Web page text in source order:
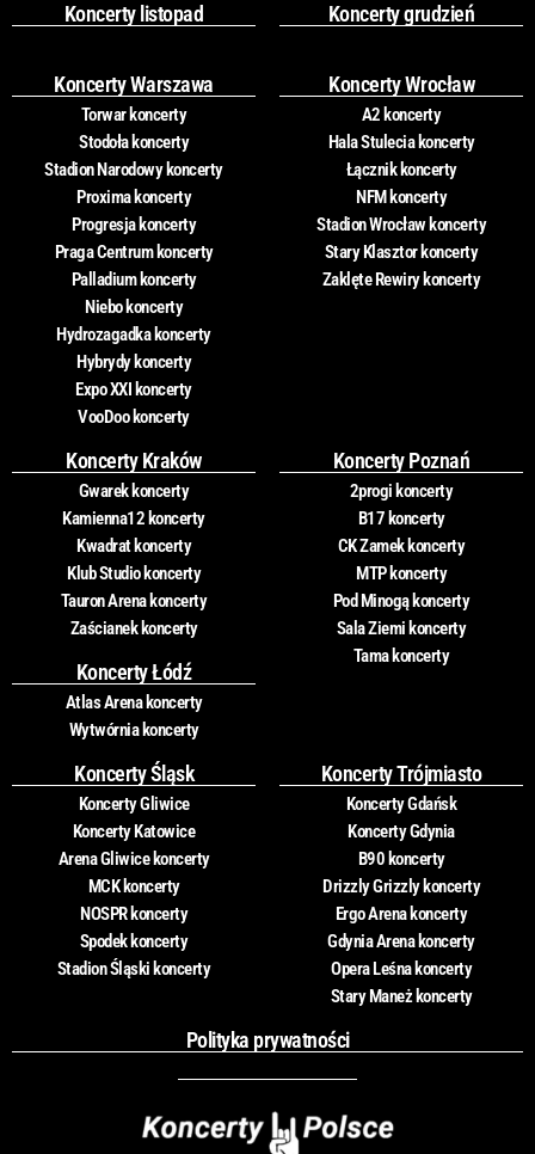
Koncerty listopad
Koncerty grudzień
Koncerty Warszawa
Torwar koncerty
Stodoła koncerty
Stadion Narodowy koncerty
Proxima koncerty
Progresja koncerty
Praga Centrum koncerty
Palladium koncerty
Niebo koncerty
Hydrozagadka koncerty
Hybrydy koncerty
Expo XXI koncerty
VooDoo koncerty
Koncerty Wrocław
A2 koncerty
Hala Stulecia koncerty
Łącznik koncerty
NFM koncerty
Stadion Wrocław koncerty
Stary Klasztor koncerty
Zaklęte Rewiry koncerty
Koncerty Kraków
Gwarek koncerty
Kamienna12 koncerty
Kwadrat koncerty
Klub Studio koncerty
Tauron Arena koncerty
Zaścianek koncerty
Koncerty Łódź
Atlas Arena koncerty
Wytwórnia koncerty
Koncerty Poznań
2progi koncerty
B17 koncerty
CK Zamek koncerty
MTP koncerty
Pod Minogą koncerty
Sala Ziemi koncerty
Tama koncerty
Koncerty Śląsk
Koncerty Gliwice
Koncerty Katowice
Arena Gliwice koncerty
MCK koncerty
NOSPR koncerty
Spodek koncerty
Stadion Śląski koncerty
Koncerty Trójmiasto
Koncerty Gdańsk
Koncerty Gdynia
B90 koncerty
Drizzly Grizzly koncerty
Ergo Arena koncerty
Gdynia Arena koncerty
Opera Leśna koncerty
Stary Maneż koncerty
Polityka prywatności